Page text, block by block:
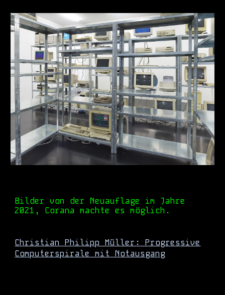
Bilder von der Neuauflage im Jahre
2021, Corana machte es möglich.
Christian Philipp Müller: Progressive
Computerspirale mit Notausgang